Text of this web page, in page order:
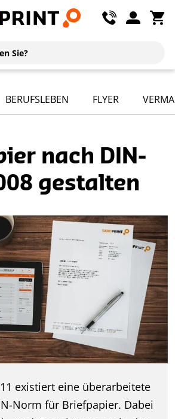
BERUFSLEBEN FLYER
nach DIN-
gestalten
existiert eine überarbeitete
Norm für Briefpapier. Dabei